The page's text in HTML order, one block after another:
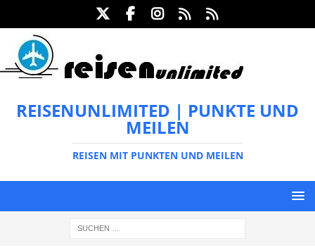
REISENUNLIMITED | PUNKTE UND
MEILEN
REISEN MIT PUNKTEN UND MEILEN